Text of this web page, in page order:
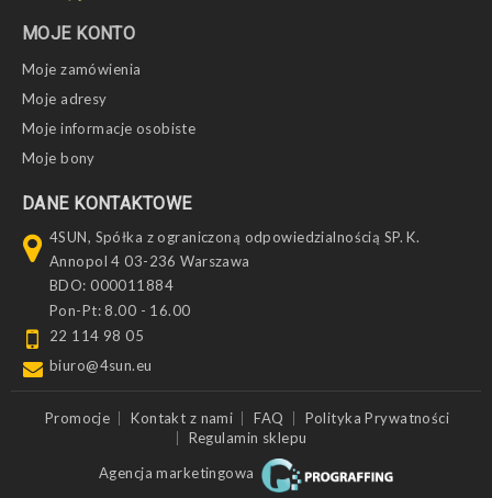
MOJE KONTO
Moje zamówienia
Moje adresy
Moje informacje osobiste
Moje bony
DANE KONTAKTOWE
4SUN, Spółka z ograniczoną odpowiedzialnością SP. K.
Annopol 4 03-236 Warszawa
BDO: 000011884
Pon-Pt: 8.00 - 16.00
22 114 98 05
biuro@4sun.eu
Promocje Kontakt z nami FAQ
Polityka Prywatności
Regulamin sklepu
Agencja marketingowa